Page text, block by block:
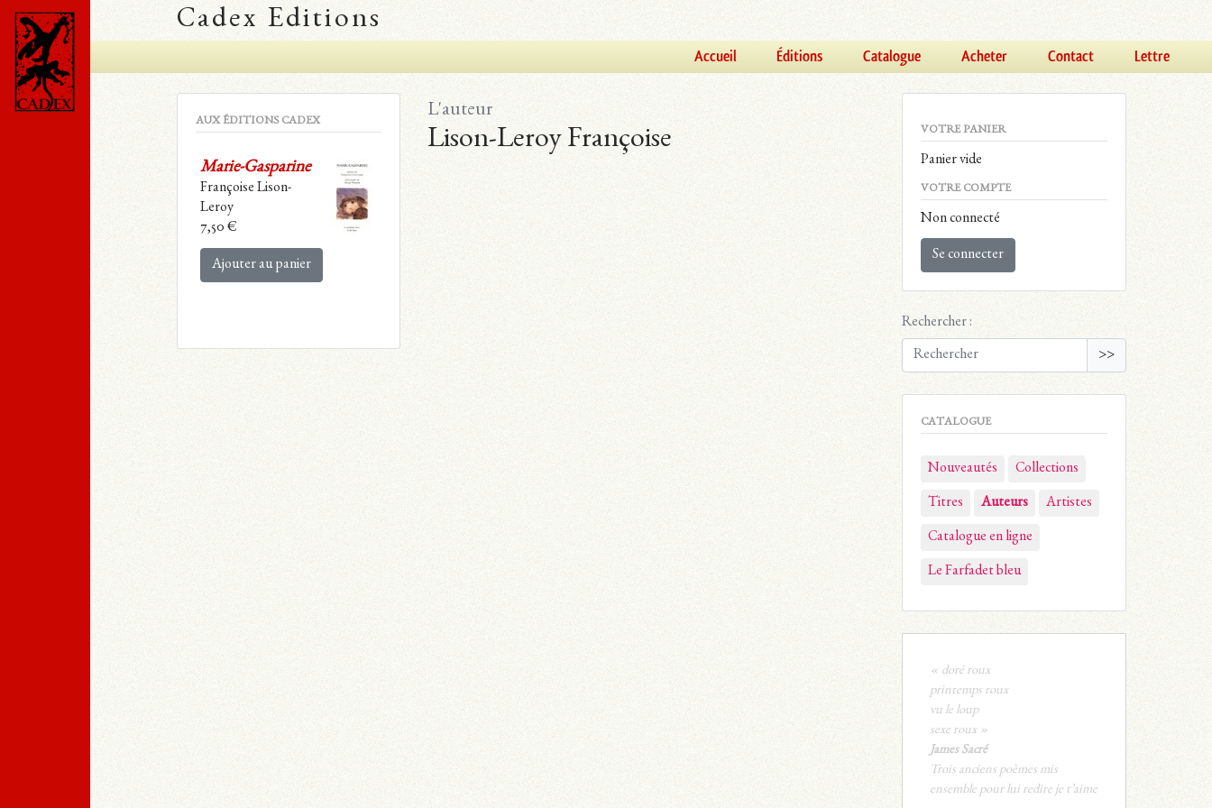
Cadex Editions
Accueil Éditions Catalogue Acheter Contact Lettre
L'auteur
Lison-Leroy Françoise VOTRE PANIER
Panier vide
VOTRE COMPTE
Non connecté
Se connecter
Rechercher :
>>
CATALOGUE
Nouveautés Collections
Titres Auteurs Artistes
Catalogue en ligne
Le Farfadet bleu
« doré roux
printemps roux
vu le loup
sexe roux »
James Sacré
Trois anciens poèmes mis
ensemble pour lui redire je t’aime
AUX ÉDITIONS CADEX
Marie-Gasparine
Françoise Lison-
Leroy
7,50 €
Ajouter au panier